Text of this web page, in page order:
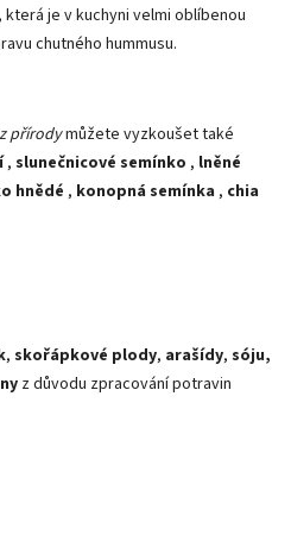
je v kuchyni velmi oblíbenou
chutného hummusu.
přírodymůžete vyzkoušet také
, slunečnicové semínko , lněné
hnědé , konopná semínka , chia
, skořápkové plody, arašídy, sóju,
z důvodu zpracování potravin